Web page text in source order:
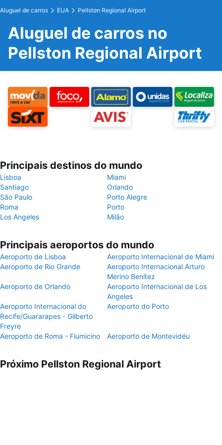
Aluguel de carros EUA Pellston Regional Airport
Aluguel de carros no
Pellston Regional Airport
Principais destinos do mundo
Lisboa
Miami
Santiago
Orlando
São Paulo
Porto Alegre
Roma
Porto
Los Angeles
Milão
Principais aeroportos do mundo
Aeroporto de Lisboa
Aeroporto Internacional de Miami
Aeroporto de Rio Grande
Aeroporto Internacional Arturo
Merino Benítez
Aeroporto de Orlando
Aeroporto Internacional de Los
Angeles
Aeroporto Internacional do
Recife/Guararapes - Gilberto
Freyre
Aeroporto do Porto
Aeroporto de Roma - Fiumicino Aeroporto de Montevidéu
Próximo Pellston Regional Airport